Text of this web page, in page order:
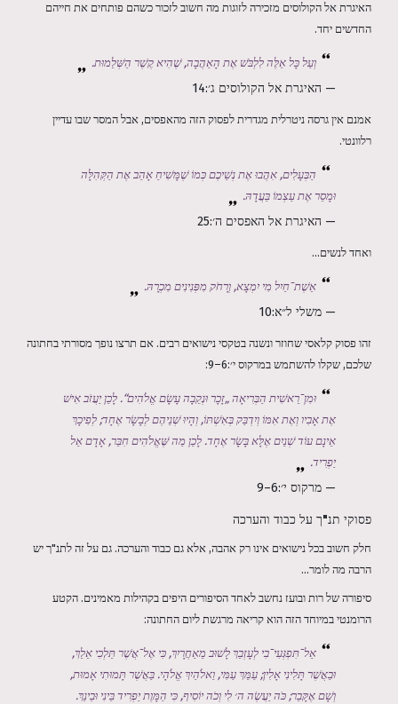
האיגרת אל הקולוסים מזכירה לזוגות מה חשוב לזכור כשהם פותחים את חייהם
החדשים יחד.
וְעַל כָּל אֵלֶּה לִלְבֹּשׁ אֶת הָאַהֲבָה, שֶׁהִיא קֶשֶׁר הַשְּׁלֵמוּת.
— האיגרת אל הקולוסים ג׳:14
אמנם אין גרסה ניטרלית מגדרית לפסוק הזה מהאפסים, אבל המסר שבו עדיין
רלוונטי.
הַבְּעָלִים, אִהֲבוּ אֶת נְשֵׁיכֶם כְּמוֹ שֶׁמָּשִׁיחַ אָהַב אֶת הַקְּהִלָּה
וּמָסַר אֶת עַצְמוֹ בַּעֲדָהּ.
— האיגרת אל האפסים ה׳:25
ואחד לנשים...
אֵשֶׁת־חַיִל מִי יִמְצָא, וְרָחֹק מִפְּנִינִים מִכְרָהּ.
— משלי ל״א:10
זהו פסוק קלאסי שחוזר ונשנה בטקסי נישואים רבים. אם תרצו נופך מסורתי בחתונה
שלכם, שקלו להשתמש במרקוס י׳:6–9:
וּמִן־רֵאשִׁית הַבְּרִיאָה „זָכָר וּנְקֵבָה עָשָׂם אֱלֹהִים“. לָכֵן יַעֲזֹב אִישׁ
אֶת אָבִיו וְאֶת אִמּוֹ וְיִדְבַּק בְּאִשְׁתּוֹ, וְהָיוּ שְׁנֵיהֶם לְבָשָׂר אֶחָד; לְפִיכָךְ
אֵינָם עוֹד שְׁנַיִם אֶלָּא בָּשָׂר אֶחָד. לָכֵן מַה שֶּׁאֱלֹהִים חִבֵּר, אָדָם אַל
יַפְרִיד.
— מרקוס י׳:6–9
פסוקי תנ"ך על כבוד והערכה
חלק חשוב בכל נישואים אינו רק אהבה, אלא גם כבוד והערכה. גם על זה לתנ"ך יש
הרבה מה לומר...
סיפורה של רות ובועז נחשב לאחד הסיפורים היפים בקהילות מאמינים. הקטע
הרומנטי במיוחד הזה הוא קריאה מרגשת ליום החתונה:
אַל־תִּפְגְּעִי־בִי לְעָזְבֵךְ לָשׁוּב מֵאַחֲרָיִךְ, כִּי אֶל־אֲשֶׁר תֵּלְכִי אֵלֵךְ,
וּבַאֲשֶׁר תָּלִינִי אָלִין; עַמֵּךְ עַמִּי, וֵאלֹהַיִךְ אֱלֹהָי. בַּאֲשֶׁר תָּמוּתִי אָמוּת,
וְשָׁם אֶקָּבֵר; כֹּה יַעֲשֶׂה ה׳ לִי וְכֹה יוֹסִיף, כִּי הַמָּוֶת יַפְרִיד בֵּינִי וּבֵינֵךְ.